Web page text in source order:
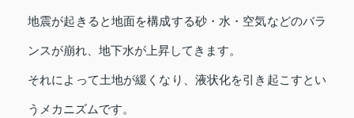
地震が起きると地面を構成する砂・水・空気などのバラ
ンスが崩れ、地下水が上昇してきます。
それによって土地が緩くなり、液状化を引き起こすとい
うメカニズムです。